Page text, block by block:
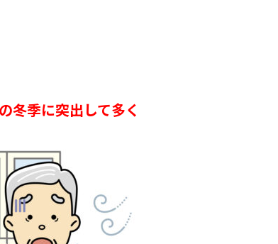
冬季に突出して多く